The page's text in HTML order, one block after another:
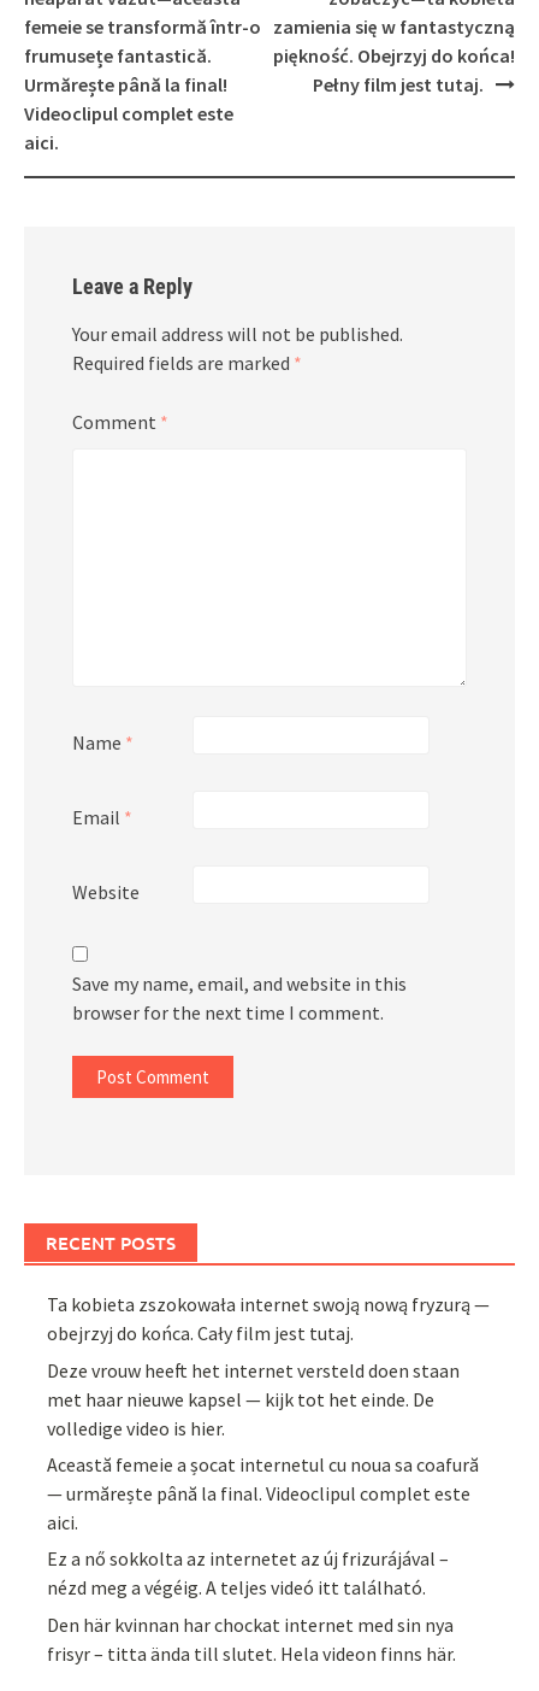
femeie se transformă într-o
frumusețe fantastică.
Urmărește până la final!
Videoclipul complet este
aici.
zamienia się w fantastyczną
piękność. Obejrzyj do końca!
Pełny film jest tutaj.
Leave a Reply
Your email address will not be published.
Required fields are marked *
Comment *
Name *
Email *
Website
Save my name, email, and website in this
browser for the next time I comment.
RECENT POSTS
Ta kobieta zszokowała internet swoją nową fryzurą —
obejrzyj do końca. Cały film jest tutaj.
Deze vrouw heeft het internet versteld doen staan
met haar nieuwe kapsel — kijk tot het einde. De
volledige video is hier.
Această femeie a șocat internetul cu noua sa coafură
— urmărește până la final. Videoclipul complet este
aici.
Ez a nő sokkolta az internetet az új frizurájával –
nézd meg a végéig. A teljes videó itt található.
Den här kvinnan har chockat internet med sin nya
frisyr – titta ända till slutet. Hela videon finns här.